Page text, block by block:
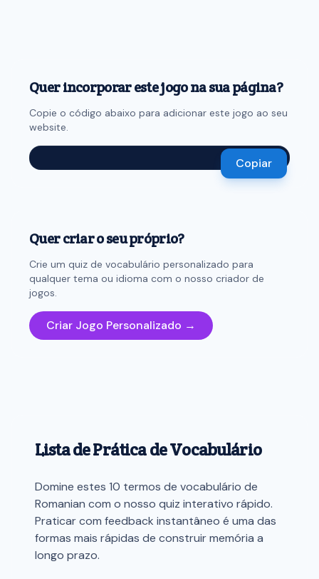
Quer incorporar este jogo na sua página?
Copie o código abaixo para adicionar este jogo ao seu
website.
Copiar
Quer criar o seu próprio?
Crie um quiz de vocabulário personalizado para
qualquer tema ou idioma com o nosso criador de
jogos.
Criar Jogo Personalizado →
Lista de Prática de Vocabulário
Domine estes 10 termos de vocabulário de
Romanian com o nosso quiz interativo rápido.
Praticar com feedback instantâneo é uma das
formas mais rápidas de construir memória a
longo prazo.